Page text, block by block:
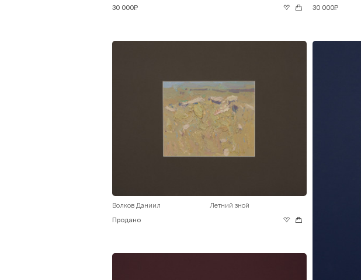
30 000₽ 30 000₽
Волков Даниил Летний зной
Продано